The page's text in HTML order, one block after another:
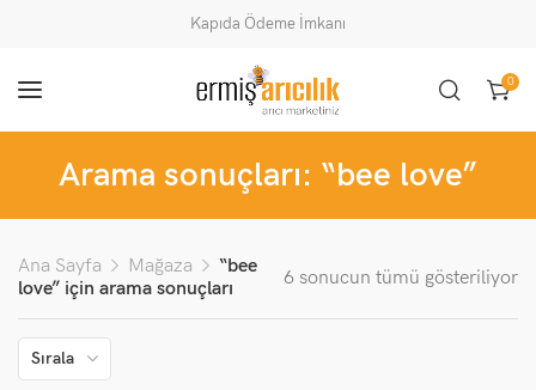
Kapıda Ödeme İmkanı
0
Arama sonuçları: “bee love”
Ana Sayfa Mağaza
“bee
love” için arama sonuçları
6 sonucun tümü gösteriliyor
Sırala